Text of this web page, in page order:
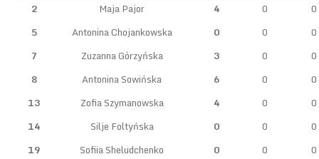
2 Maja Pajor 4 0
0
5
Antonina Chojankowska 0 0
0
7
Zuzanna Górzyńska 3 0
0
8
Antonina Sowińska 6 0
0
13
Zofia Szymanowska 4 0
0
14
Silje Foltyńska 0 0
0
19
Sofiia Sheludchenko 0 0
0